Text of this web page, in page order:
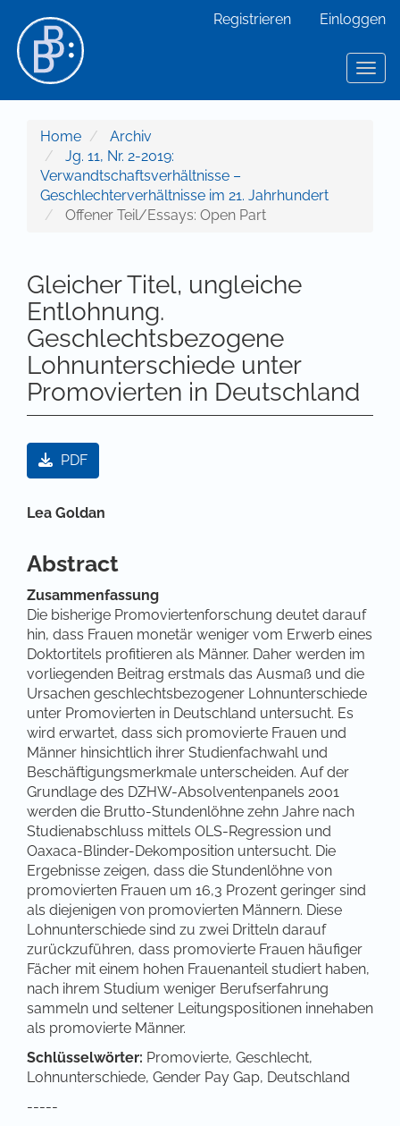
Hauptinhalt
Sidebar
Registrieren Einloggen
Home
Archiv
Jg. 11, Nr. 2-2019:
Verwandtschaftsverhältnisse –
Geschlechterverhältnisse im 21. Jahrhundert
Offener Teil/Essays: Open Part
Gleicher Titel, ungleiche
Entlohnung.
Geschlechtsbezogene
Lohnunterschiede unter
Promovierten in Deutschland
Artikel-Sidebar
PDF
Hauptsächlicher Artikelinhalt
Lea Goldan
Abstract
Zusammenfassung
Die bisherige Promoviertenforschung deutet darauf
hin, dass Frauen monetär weniger vom Erwerb eines
Doktortitels profitieren als Männer. Daher werden im
vorliegenden Beitrag erstmals das Ausmaß und die
Ursachen geschlechtsbezogener Lohnunterschiede
unter Promovierten in Deutschland untersucht. Es
wird erwartet, dass sich promovierte Frauen und
Männer hinsichtlich ihrer Studienfachwahl und
Beschäftigungsmerkmale unterscheiden. Auf der
Grundlage des DZHW-Absolventenpanels 2001
werden die Brutto-Stundenlöhne zehn Jahre nach
Studienabschluss mittels OLS-Regression und
Oaxaca-Blinder-Dekomposition untersucht. Die
Ergebnisse zeigen, dass die Stundenlöhne von
promovierten Frauen um 16,3 Prozent geringer sind
als diejenigen von promovierten Männern. Diese
Lohnunterschiede sind zu zwei Dritteln darauf
zurückzuführen, dass promovierte Frauen häufiger
Fächer mit einem hohen Frauenanteil studiert haben,
nach ihrem Studium weniger Berufserfahrung
sammeln und seltener Leitungspositionen innehaben
als promovierte Männer.
Schlüsselwörter: Promovierte, Geschlecht,
Lohnunterschiede, Gender Pay Gap, Deutschland
-----